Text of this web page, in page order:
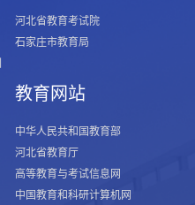
河北省教育考试院
石家庄市教育局
教育网站
中华人民共和国教育部
河北省教育厅
高等教育与考试信息网
中国教育和科研计算机网